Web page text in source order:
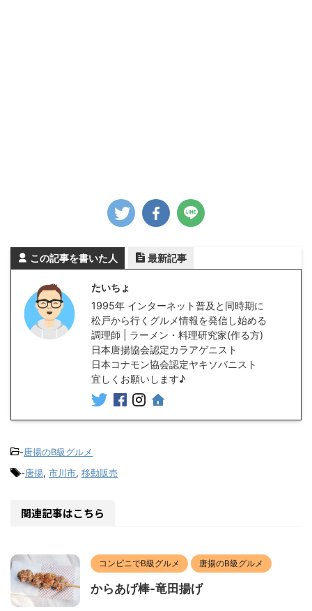
この記事を書いた人 最新記事
たいちょ
1995年 インターネット普及と同時期に
松戸から行くグルメ情報を発信し始める
調理師 | ラーメン・料理研究家(作る方)
日本唐揚協会認定カラアゲニスト
日本コナモン協会認定ヤキソバニスト
宜しくお願いします♪
-唐揚のB級グルメ
-唐揚, 市川市, 移動販売
関連記事はこちら
コンビニでB級グルメ 唐揚のB級グルメ
からあげ棒-竜田揚げ